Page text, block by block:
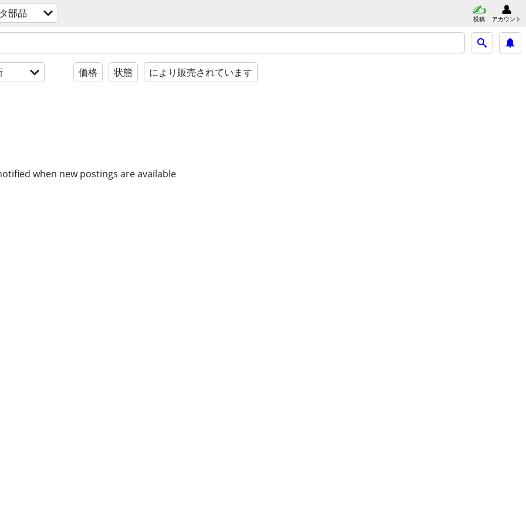
部品 投稿 アカウント
価格 状態 により販売されています
when new postings are available